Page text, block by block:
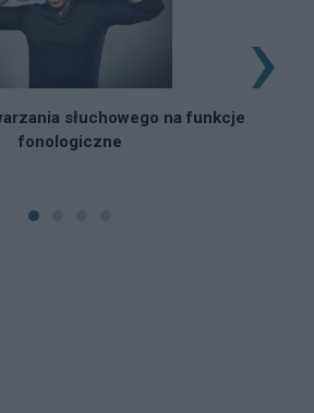
słuchowego na funkcje
fonologiczne
›